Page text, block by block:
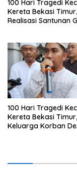
100 Hari Tragedi
Kereta Bekasi Timur,
Realisasi Santunan
100 Hari Tragedi
Kereta Bekasi Timur,
Keluarga Korban